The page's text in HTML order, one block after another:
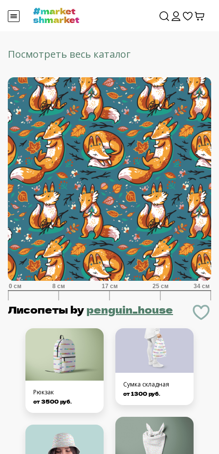
Посмотреть весь каталог
Лисопетыbypenguin_house
Рюкзак
от 3500 руб.
Сумка складная
от 1300 руб.